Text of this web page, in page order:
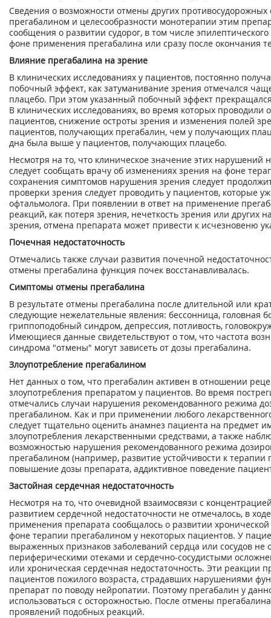
Сведения о возможности отмены других противосудорожных
прегабалином и целесообразности монотерапии этим
сообщения о развитии судорог, в том числе
фоне применения прегабалина или сразу после окончания
Влияние прегабалина на зрение
В клинических исследованиях у пациентов, постоянно
побочный эффект, как затуманивание зрения отмечался
плацебо. При этом указанный побочный эффект
В клинических исследованиях, во время которых проводили
пациентов, снижение остроты зрения и изменения полей
пациентов, получающих прегабалин, чем у получающих
дна была выше у пациентов, получающих плацебо.
Несмотря на то, что клиническое значение этих нарушений
следует сообщать врачу об изменениях зрения на фоне
сохранения симптомов нарушения зрения следует
проверки зрения следует проводить у пациентов, которые
офтальмолога. При появлении в ответ на применение
реакций, как потеря зрения, нечеткость зрения или других
зрения, отмена препарата может привести к исчезновеню
Почечная недостаточность
Отмечались также случаи развития почечной
отмены прегабалина функция почек восстанавливалась.
Симптомы отмены прегабалина
В результате отмены прегабалина после длительной или
следующие нежелательные явления: бессонница, головная
гриппоподобный синдром, депрессия, потливость,
Имеющиеся данные свидетельствуют о том, что частота
синдрома "отмены" могут зависеть от дозы прегабалина.
Злоупотребление прегабалином
Нет данных о том, что прегабалин активен в отношении
злоупотребления препаратом у пациентов. Во время
отмечались случаи нарушения рекомендованного режима
прегабалином. Как и при применении любого
следует тщательно оценить анамнез пациента на предмет
злоупотребления лекарственными средствами, а также
возможностью нарушения рекомендованного режима
прегабалином (например, развитие устойчивости к терапии
повышение дозы препарата, аддиктивное поведение
Застойная сердечная недостаточность
Несмотря на то, что очевидной взаимосвязи с
развитием сердечной недостаточности не отмечалось, в
применения препарата сообщалось о развитии
фоне терапии прегабалином у некоторых пациентов. У
выраженных признаков заболеваний сердца или сосудов не
периферическими отеками и сердечно-сосудистыми
или хроническая сердечная недостаточность. Эти реакции
пациентов пожилого возраста, страдавших нарушениями
препарат по поводу нейропатии. Поэтому прегабалин у
использоваться с осторожностью. После отмены
проявлений подобных реакций.